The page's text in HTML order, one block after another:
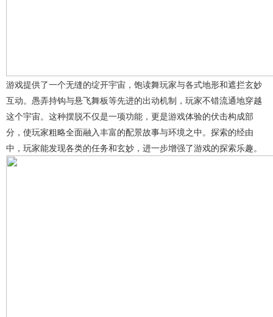
游戏提供了一个无缝的绽开宇宙，饱读舞玩家与各式地形和遮拦玄妙
互动。愚弄持钩与悬飞舞板等先进的出动机制，玩家不错流通地穿越
这个宇宙。这种摆脱不仅是一项功能，更是游戏体验的伏击构成部
分，使玩家粗略全面融入丰富的配景故事与环境之中。探索的经由
中，玩家能发现各类的任务和玄妙，进一步增强了游戏的探索乐趣。